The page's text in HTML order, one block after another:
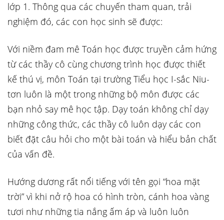
lớp 1. Thông qua các chuyến tham quan, trải
nghiệm đó, các con học sinh sẽ được:
Với niềm đam mê Toán học được truyền cảm hứng
từ các thầy cô cùng chương trình học được thiết
kế thú vị, môn Toán tại trường Tiểu học I-sắc Niu-
tơn luôn là một trong những bộ môn được các
bạn nhỏ say mê học tập. Dạy toán không chỉ dạy
những công thức, các thầy cô luôn dạy các con
biết đặt câu hỏi cho một bài toán và hiểu bản chất
của vấn đề.
Hướng dương rất nổi tiếng với tên gọi “hoa mặt
trời” vì khi nở rộ hoa có hình tròn, cánh hoa vàng
tươi như những tia nắng ấm áp và luôn luôn